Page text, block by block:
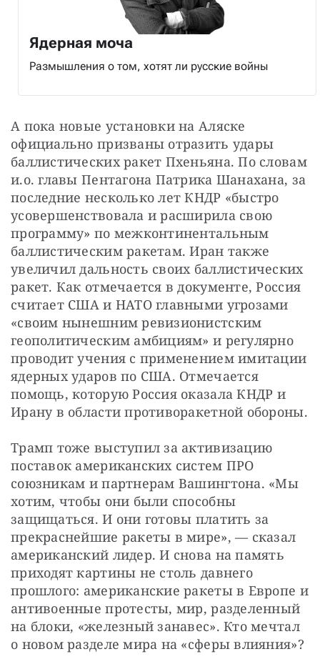
Ядерная моча
Размышления о том, хотят ли русские войны
А пока новые установки на Аляске
официально призваны отразить удары
баллистических ракет Пхеньяна. По словам
и.о. главы Пентагона Патрика Шанахана, за
последние несколько лет КНДР «быстро
усовершенствовала и расширила свою
программу» по межконтинентальным
баллистическим ракетам. Иран также
увеличил дальность своих баллистических
ракет. Как отмечается в документе, Россия
считает США и НАТО главными угрозами
«своим нынешним ревизионистским
геополитическим амбициям» и регулярно
проводит учения с применением имитации
ядерных ударов по США. Отмечается
помощь, которую Россия оказала КНДР и
Ирану в области противоракетной обороны.
Трамп тоже выступил за активизацию
поставок американских систем ПРО
союзникам и партнерам Вашингтона. «Мы
хотим, чтобы они были способны
защищаться. И они готовы платить за
прекраснейшие ракеты в мире», — сказал
американский лидер. И снова на память
приходят картины не столь давнего
прошлого: американские ракеты в Европе и
антивоенные протесты, мир, разделенный
на блоки, «железный занавес». Кто мечтал
о новом разделе мира на «сферы влияния»?